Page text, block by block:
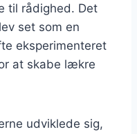
til rådighed. Det
set som en
eksperimenteret
at skabe lækre
udviklede sig,